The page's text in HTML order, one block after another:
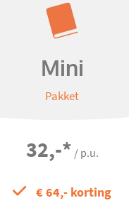
Mini
Pakket
32,-* / p.u.
€ 64,- korting